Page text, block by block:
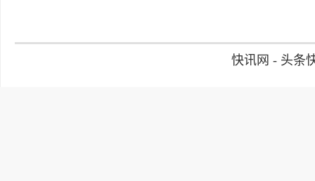
快讯网 - 头条